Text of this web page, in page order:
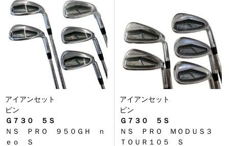
アイアンセット
ピン
Ｇ７３０ ５Ｓ
ＮＳ ＰＲＯ ９５０ＧＨ ｎ
ｅｏ Ｓ
アイアンセット
ピン
Ｇ７３０ ５Ｓ
ＮＳ ＰＲＯ ＭＯＤＵＳ３
ＴＯＵＲ１０５ Ｓ